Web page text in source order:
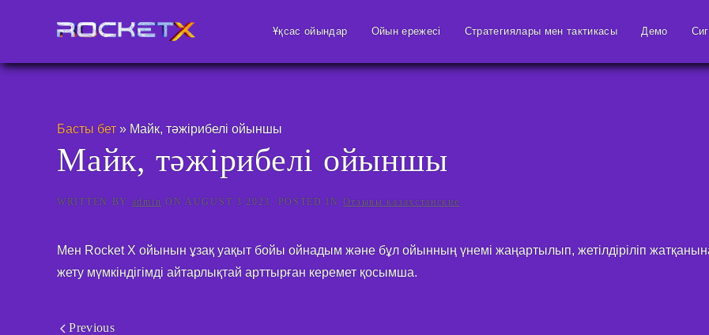
Ұқсас ойындар Ойын ережесі Стратегиялары мен тактикасы Демо
Басты бет» Майк, тәжірибелі ойыншы
Майк, тәжірибелі ойыншы
WRITTEN BY admin ONAUGUST 3 2023 . POSTED IN Отзывы казахстанские .
Мен Rocket X ойынын ұзақ уақыт бойы ойнадым және бұл ойынның үнемі жаңартылып, жетілдіріліп
жету мүмкіндігімді айтарлықтай арттырған керемет қосымша.
Previous